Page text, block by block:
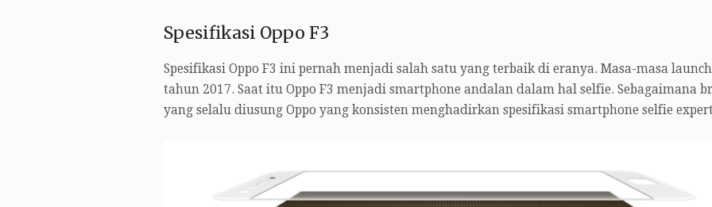
Spesifikasi Oppo F3
Spesifikasi Oppo F3 ini pernah menjadi salah satu yang terbaik di eranya. Masa-masa
tahun 2017. Saat itu Oppo F3 menjadi smartphone andalan dalam hal selfie. Sebagaimana
yang selalu diusung Oppo yang konsisten menghadirkan spesifikasi smartphone selfie